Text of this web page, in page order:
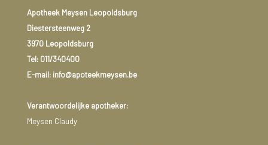
Apotheek Meysen Leopoldsburg
Diestersteenweg 2
3970 Leopoldsburg
Tel: 011/340400
E-mail: info@apoteekmeysen.be
Verantwoordelijke apotheker:
Meysen Claudy